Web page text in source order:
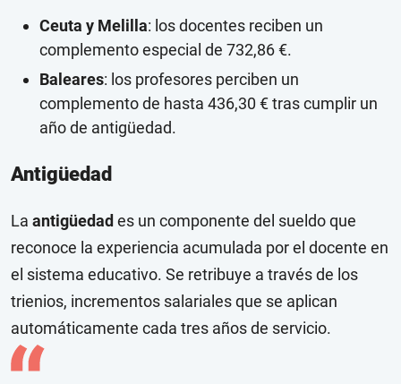
Ceuta y Melilla: los docentes reciben un
complemento especial de 732,86 €.
Baleares: los profesores perciben un
complemento de hasta 436,30 € tras cumplir un
año de antigüedad.
Antigüedad
La antigüedad es un componente del sueldo que
reconoce la experiencia acumulada por el docente en
el sistema educativo. Se retribuye a través de los
trienios, incrementos salariales que se aplican
automáticamente cada tres años de servicio.